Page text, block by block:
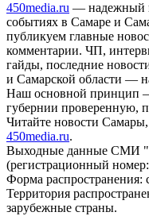
450media.ru — надежный
событиях в Самаре и
публикуем главные
комментарии. ЧП,
гайды, последние
и Самарской области —
Наш основной принцип
губернии проверенную,
Читайте новости Самары,
450media.ru.
Выходные данные СМИ
(регистрационный
Форма распространения:
Территория
зарубежные страны.